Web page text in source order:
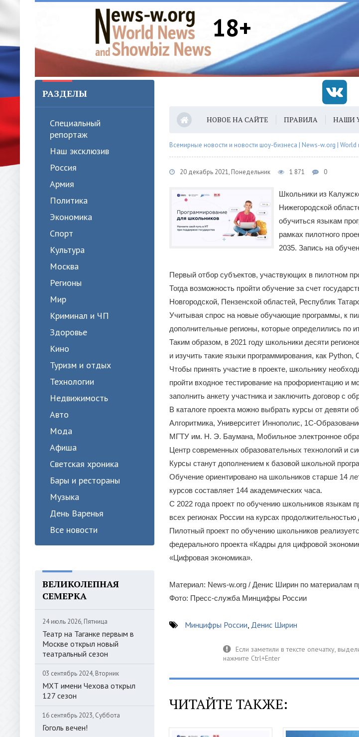
18+
РАЗДЕЛЫ
Специальный
репортаж
Наш эксклюзив
Россия
Армия
Политика
Экономика
Спорт
Культура
Москва
Регионы
Мир
Криминал и ЧП
Здоровье
Кино
Туризм и отдых
Технологии
Недвижимость
Авто
Мода
Афиша
Светская хроника
Бары и рестораны
Музыка
День Варенья
Все новости
ВЕЛИКОЛЕПНАЯ
СЕМЕРКА
24 июль 2026, Пятница
Театр на Таганке первым в
Москве открыл новый
театральный сезон
03 сентябрь 2024, Вторник
МХТ имени Чехова открыл
127 сезон
16 сентябрь 2023, Суббота
Гоголь вечен!
НОВОЕ НА САЙТЕ ПРАВИЛА НАШИ
Всемирные новости и новости шоу-бизнеса | News-w.org |
20 декабрь 2021, Понедельник 1 871 0
Школьники из
Нижегородской
обучиться языкам
рамках пилотного
2035. Запись на
Первый отбор субъектов, участвующих в пилотном
Тогда возможность пройти обучение за счет
Новгородской, Пензенской областей, Республик
Учитывая спрос на новые обучающие программы, к
дополнительные регионы, которые определились по
Таким образом, в 2021 году школьники десяти
и изучить такие языки программирования, как
Чтобы принять участие в проекте, школьнику
пройти входное тестирование на профориентацию и
заполнить анкету участника и заключить договор с
В каталоге проекта можно выбрать курсы от девяти
Алгоритмика, Университет Иннополис, 1С-
МГТУ им. Н. Э. Баумана, Мобильное электронное
Центр современных образовательных технологий и
Курсы станут дополнением к базовой школьной
Обучение ориентировано на школьников старше 14
курсов составляет 144 академических часа.
С 2022 года проект по обучению школьников языкам
всех регионах России на курсах продолжительностью
Пилотный проект по обучению школьников
федерального проекта «Кадры для цифровой
«Цифровая экономика».
Материал: News-w.org / Денис Ширин по материалам
Фото: Пресс-служба Минцифры России
Минцифры России, Денис Ширин
ЧИТАЙТЕ ТАКЖЕ: